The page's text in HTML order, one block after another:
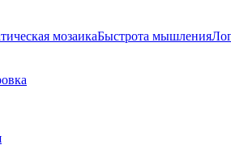
мозаикаБыстрота мышления